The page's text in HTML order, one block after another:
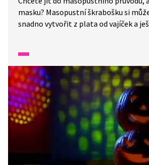
masku? Masopustní škrabošku si
snadno vytvořit z plata od vajíček a
šídlo, nůžky, štětec, akrylové barvy a